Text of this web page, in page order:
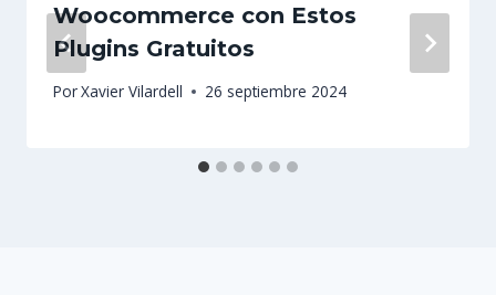
Woocommerce con Estos
Plugins Gratuitos
PorXavier Vilardell 26 septiembre 2024